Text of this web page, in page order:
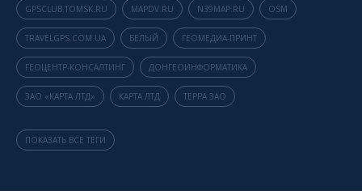
GPSCLUB.TOMSK.RU MAPDV.RU N39MAP.RU OSM
TRAVELGPS.COM.UA БЕЛЫЙ ГЕОМЕДИА-ПРИНТ
ГЕОЦЕНТР-КОНСАЛТИНГ ДОНГЕОИНФОРМАТИКА
ЗАО «КАРТА ЛТД» КАРТА ЛТД ТЕРРА ЗАО
ПОКАЗАТЬ ВСЕ ТЕГИ